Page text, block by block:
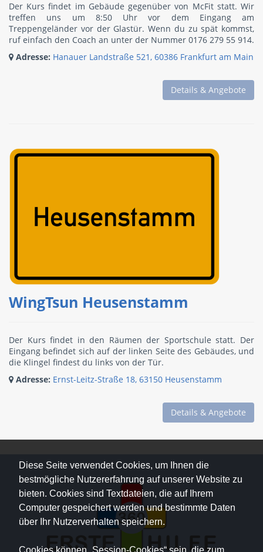
Diese Seite verwendet Cookies, um Ihnen die
bestmögliche Nutzererfahrung auf unserer Website zu
bieten. Cookies sind Textdateien, die auf Ihrem
Computer gespeichert werden und bestimmte Daten
über Ihr Nutzerverhalten speichern.
Cookies können „Session-Cookies“ sein, die zum
Der Kurs findet im Gebäude gegenüber von McFit statt. Wir
treffen uns um 8:50 Uhr vor dem Eingang am
Treppengeländer vor der Glastür. Wenn du zu spät kommst,
ruf einfach den Coach an unter der Nummer 0176 279 55 914.
Adresse: Hanauer Landstraße 521, 60386 Frankfurt am Main
Details & Angebote
WingTsun Heusenstamm
Der Kurs findet in den Räumen der Sportschule statt. Der
Eingang befindet sich auf der linken Seite des Gebäudes, und
die Klingel findest du links von der Tür.
Adresse: Ernst-Leitz-Straße 18, 63150 Heusenstamm
Details & Angebote